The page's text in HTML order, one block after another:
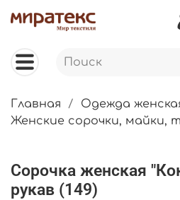
Главная
Одежда
Женские сорочки, майки,
Сорочка женская
рукав (149)